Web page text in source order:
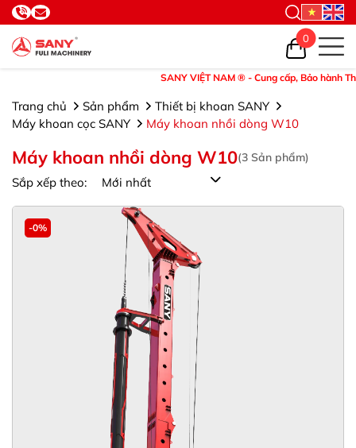
SANY VIỆT NAM ® - Cung cấp, Bảo hành
0
Trang chủ Sản phẩm
Thiết bị khoan SANY
Máy khoan cọc SANY
Máy khoan nhồi dòng W10
Máy khoan nhồi dòng W10(3 Sản phẩm)
Sắp xếp theo:
-0%